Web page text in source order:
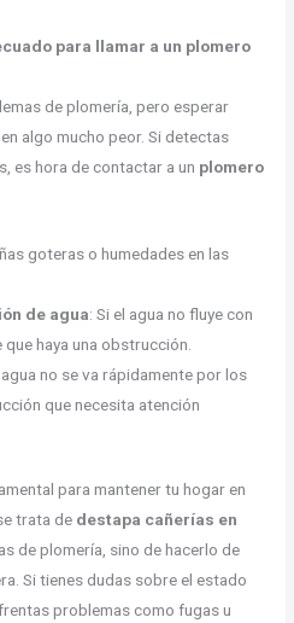
para llamar a un plomero
de plomería, pero esperar
algo mucho peor. Si detectas
es hora de contactar a un plomero
goteras o humedades en las
de agua: Si el agua no fluye con
haya una obstrucción.
agua no se va rápidamente por los
que necesita atención
para mantener tu hogar en
trata de destapa cañerías en
de plomería, sino de hacerlo de
Si tienes dudas sobre el estado
problemas como fugas u